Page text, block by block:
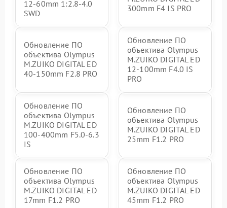
12-60mm 1:2.8-4.0
SWD
300mm F4 IS PRO
Обновление ПО
объектива Olympus
M.ZUIKO DIGITAL ED
40-150mm F2.8 PRO
Обновление ПО
объектива Olympus
M.ZUIKO DIGITAL ED
12‑100mm F4.0 IS
PRO
Обновление ПО
объектива Olympus
M.ZUIKO DIGITAL ED
100-400mm F5.0-6.3
IS
Обновление ПО
объектива Olympus
M.ZUIKO DIGITAL ED
25mm F1.2 PRO
Обновление ПО
объектива Olympus
M.ZUIKO DIGITAL ED
17mm F1.2 PRO
Обновление ПО
объектива Olympus
M.ZUIKO DIGITAL ED
45mm F1.2 PRO